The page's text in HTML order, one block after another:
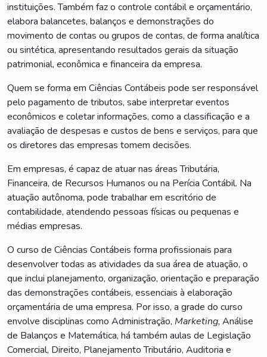
instituições. Também faz o controle contábil e orçamentário,
elabora balancetes, balanços e demonstrações do
movimento de contas ou grupos de contas, de forma analítica
ou sintética, apresentando resultados gerais da situação
patrimonial, econômica e financeira da empresa.
Quem se forma em Ciências Contábeis pode ser responsável
pelo pagamento de tributos, sabe interpretar eventos
econômicos e coletar informações, como a classificação e a
avaliação de despesas e custos de bens e serviços, para que
os diretores das empresas tomem decisões.
Em empresas, é capaz de atuar nas áreas Tributária,
Financeira, de Recursos Humanos ou na Perícia Contábil. Na
atuação autônoma, pode trabalhar em escritório de
contabilidade, atendendo pessoas físicas ou pequenas e
médias empresas.
O curso de Ciências Contábeis forma profissionais para
desenvolver todas as atividades da sua área de atuação, o
que inclui planejamento, organização, orientação e preparação
das demonstrações contábeis, essenciais à elaboração
orçamentária de uma empresa. Por isso, a grade do curso
envolve disciplinas como Administração, Marketing, Análise
de Balanços e Matemática, há também aulas de Legislação
Comercial, Direito, Planejamento Tributário, Auditoria e